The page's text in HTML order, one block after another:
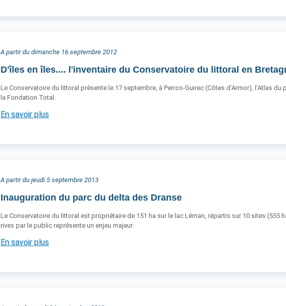
A partir du dimanche 16 septembre 2012
D'îles en îles.... l'inventaire du Conservatoire du littoral en
Le Conservatoire du littoral présente le 17 septembre, à Perros-Guirec (Côtes d’Armor), l’Atlas
la Fondation Total.
En savoir plus
A partir du jeudi 5 septembre 2013
Inauguration du parc du delta des Dranse
Le Conservatoire du littoral est propriétaire de 151 ha sur le lac Léman, répartis sur 10 sites (555
rives par le public représente un enjeu majeur.
En savoir plus